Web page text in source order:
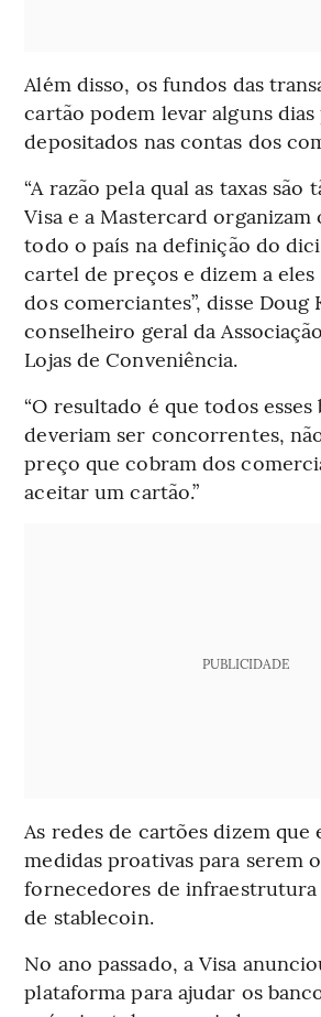
Além disso, os fundos das
cartão podem levar alguns dias
depositados nas contas dos
“A razão pela qual as taxas são
Visa e a Mastercard organizam
todo o país na definição do
cartel de preços e dizem a
dos comerciantes”, disse Doug
conselheiro geral da
Lojas de Conveniência.
“O resultado é que todos esses
deveriam ser concorrentes,
preço que cobram dos
aceitar um cartão.”
PUBLICIDADE
As redes de cartões dizem que
medidas proativas para serem
fornecedores de infraestrutura
de stablecoin.
No ano passado, a Visa
plataforma para ajudar os